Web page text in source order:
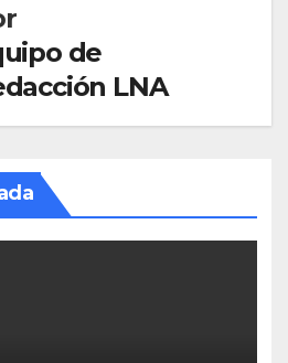
de
LNA